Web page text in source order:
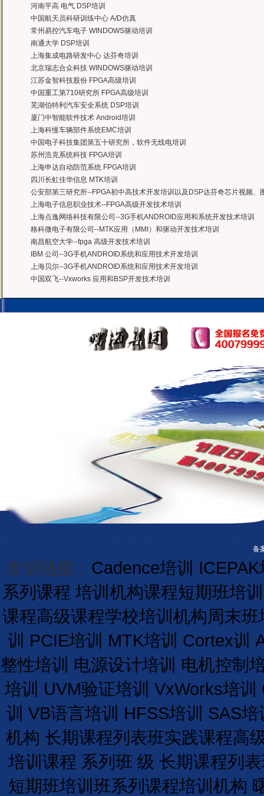
河南平高 电气 DSP培训
中国航天员科研训练中心 A/D仿真
常州易控汽车电子 WINDOWS驱动培训
南通大学 DSP培训
上海集成电路研发中心 达芬奇培训
北京瑞志合众科技 WINDOWS驱动培训
江苏金智科技股份 FPGA高级培训
中国重工第710研究所 FPGA高级培训
芜湖伯特利汽车安全系统 DSP培训
厦门中智能软件技术 Android培训
上海科慢车辆部件系统EMC培训
中国电子科技集团第五十研究所，软件无线电培训
苏州浩克系统科技 FPGA培训
上海申达自动防范系统 FPGA培训
四川长虹佳华信息 MTK培训
公安部第三研究所--FPGA初中高技术开发培训以及DSP达芬奇芯片视频、
上海电子信息职业技术--FPGA高级开发技术培训
上海点逸网络科技有限公司--3G手机ANDROID应用和系统开发技术培训
格科微电子有限公司--MTK应用（MMI）和驱动开发技术培训
南昌航空大学--fpga 高级开发技术培训
IBM 公司--3G手机ANDROID系统和应用技术开发培训
上海贝尔--3G手机ANDROID系统和应用技术开发培训
中国双飞--Vxworks 应用和BSP开发技术培训
备
友情链接： Cadence培训
系列课程 培训机构课程短期班培训
课程高级课程学校培训 机构周末班
训 PCIE培训 MTK培训 Cortex训
整性培训 电源设计培训 电机控制
培训 UVM验证培训 VxWorks培训
训 VB语言培训 HFSS培训 SAS培
机构 长期课程列表班实践课程高
培训课程 系列班 级 长期课程列表
短期班培训 班系列课程培训 机构